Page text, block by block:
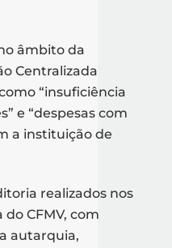
âmbito da
Centralizada
“insuficiência
e “despesas com
a instituição de
realizados nos
CFMV, com
autarquia,